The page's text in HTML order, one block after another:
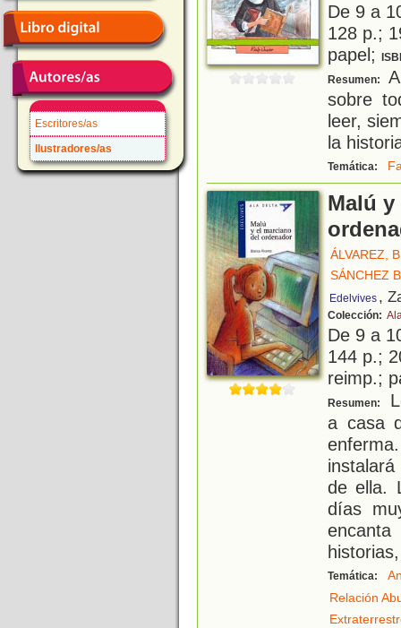
Escritores/as
Ilustradores/as
De 9 a
128 p.;
papel;
Resumen:
sobre
leer,
la
Temática:
Malú
ÁLVAREZ,
SÁNCHEZ
Edelvives ,
Colección:
De 9 a
144 p.;
reimp.;
Resumen:
a casa
de ella.
días
Temática:
Relación